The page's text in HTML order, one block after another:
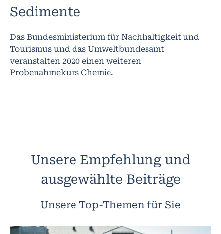
Sedimente
Das Bundesministerium für Nachhaltigkeit und
Tourismus und das Umweltbundesamt
veranstalten 2020 einen weiteren
Probenahmekurs Chemie.
Unsere Empfehlung und
ausgewählte Beiträge
Unsere Top-Themen für Sie